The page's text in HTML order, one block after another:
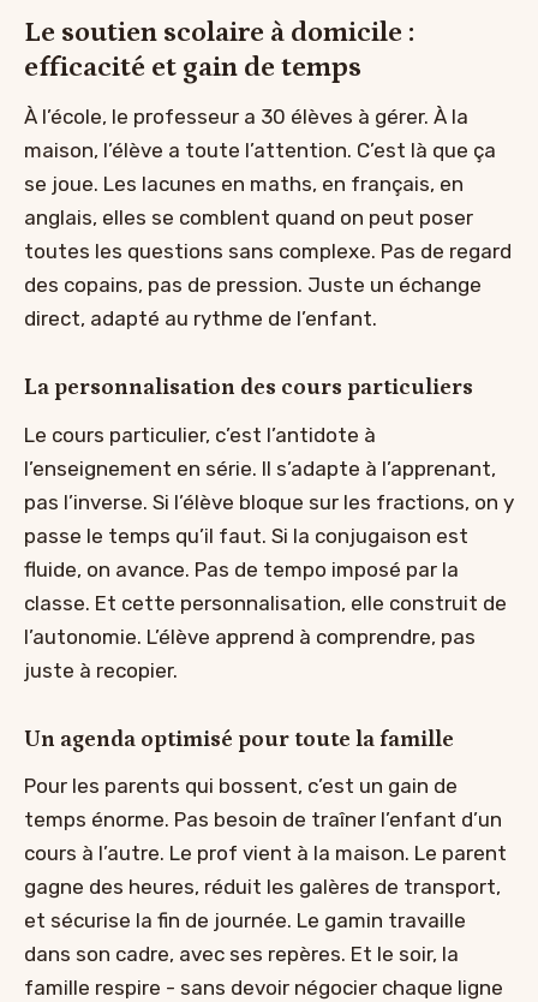
Le soutien scolaire à domicile :
efficacité et gain de temps
À l’école, le professeur a 30 élèves à gérer. À la
maison, l’élève a toute l’attention. C’est là que ça
se joue. Les lacunes en maths, en français, en
anglais, elles se comblent quand on peut poser
toutes les questions sans complexe. Pas de regard
des copains, pas de pression. Juste un échange
direct, adapté au rythme de l’enfant.
La personnalisation des cours particuliers
Le cours particulier, c’est l’antidote à
l’enseignement en série. Il s’adapte à l’apprenant,
pas l’inverse. Si l’élève bloque sur les fractions, on y
passe le temps qu’il faut. Si la conjugaison est
fluide, on avance. Pas de tempo imposé par la
classe. Et cette personnalisation, elle construit de
l’autonomie. L’élève apprend à comprendre, pas
juste à recopier.
Un agenda optimisé pour toute la famille
Pour les parents qui bossent, c’est un gain de
temps énorme. Pas besoin de traîner l’enfant d’un
cours à l’autre. Le prof vient à la maison. Le parent
gagne des heures, réduit les galères de transport,
et sécurise la fin de journée. Le gamin travaille
dans son cadre, avec ses repères. Et le soir, la
famille respire - sans devoir négocier chaque ligne